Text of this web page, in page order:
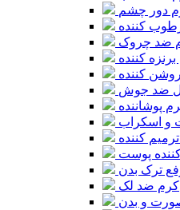
دور چشم
کننده
ضد چروک
کننده
کننده
ضد جوش
پوشاننده
و اسکراب
کننده
پوست
ترک بدن
کرم ضد لک
و بدن